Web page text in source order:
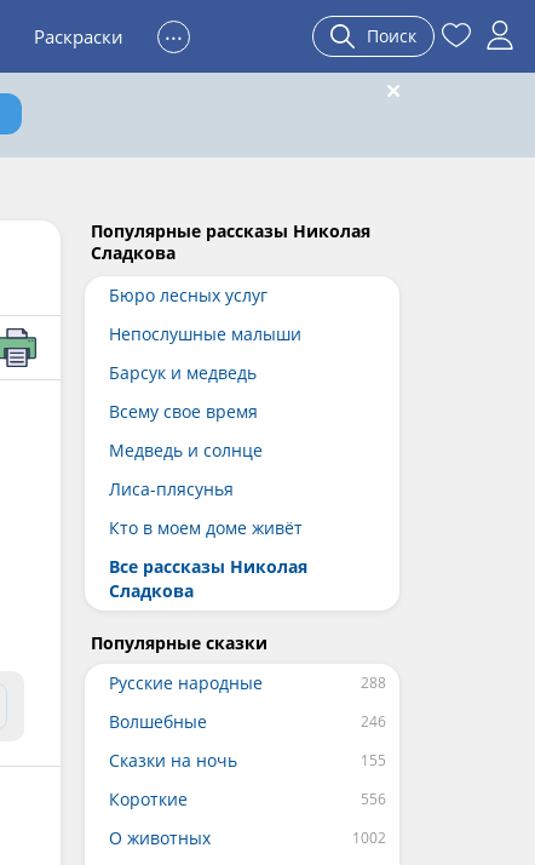
Раскраски ... Поиск
Популярные рассказы Николая
Сладкова
Бюро лесных услуг
Непослушные малыши
Барсук и медведь
Всему свое время
Медведь и солнце
Лиса-плясунья
Кто в моем доме живёт
Все рассказы Николая
Сладкова
Популярные сказки
Русские народные
Волшебные
Сказки на ночь
Короткие
О животных